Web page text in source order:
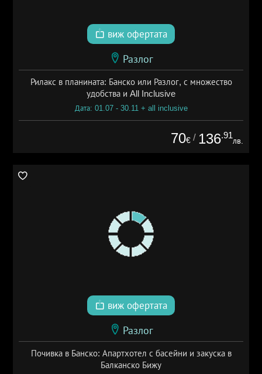
виж офертата
Разлог
Рилакс в планината: Банско или Разлог, с множество
удобства и All Inclusive
Дата: 01.07 - 30.11 + all inclusive
70€ / 136.91
лв.
виж офертата
Разлог
Почивка в Банско: Апартхотел с басейни и закуска в
Балканско Бижу